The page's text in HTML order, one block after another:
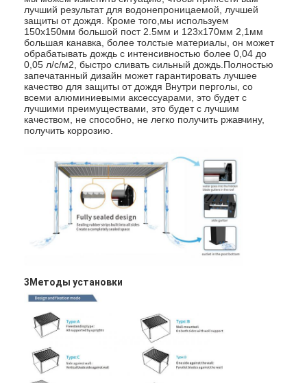
лучший результат для водонепроницаемой, лучшей
защиты от дождя. Кроме того,мы используем
150х150мм большой пост 2.5мм и 123х170мм 2,1мм
большая канавка, более толстые материалы, он может
обрабатывать дождь с интенсивностью более 0,04 до
0,05 л/с/м2, быстро сливать сильный дождь.Полностью
запечатанный дизайн может гарантировать лучшее
качество для защиты от дождя Внутри перголы, со
всеми алюминиевыми аксессуарами, это будет с
лучшими преимуществами, это будет с лучшим
качеством, не способно, не легко получить ржавчину,
получить коррозию.
3Методы установки